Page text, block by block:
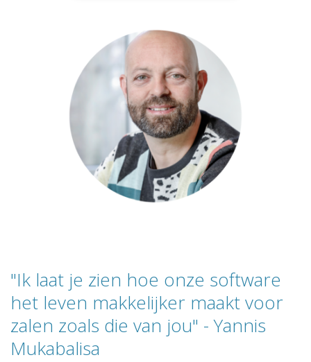
"Ik laat je zien hoe onze software
het leven makkelijker maakt voor
zalen zoals die van jou" - Yannis
Mukabalisa